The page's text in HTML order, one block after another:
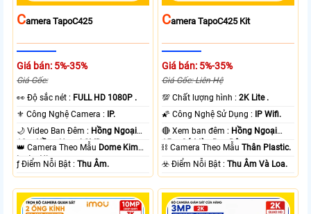
CAmera TapoC425
Giá bán: 5%-35%
Giá Gốc:
️👀 Độ sắc nét : FULL HD 1080P .
⚜️ Công Nghệ Camera : IP.
🌙 Video Ban Đêm : Hồng Ngoại
10m Hồng Ngoại SMD.
👑 Camera Theo Mẫu Dome Kim
loại + Nhựa.
️ƒ Điểm Nỗi Bật :Thu Âm.
CAmera TapoC425 Kit
Giá bán: 5%-35%
Giá Gốc: Liên Hệ
💯 Chất lượng hình :2K Lite .
🌠 Công Nghệ Sử Dụng : IP Wifi.
🔴 Xem ban đêm : Hồng Ngoại
15m Có Màu Ban Ðêm.
⛓ Camera Theo MẫuThân Plastic.
️☣️ Điểm Nỗi Bật :Thu Âm Và Loa.